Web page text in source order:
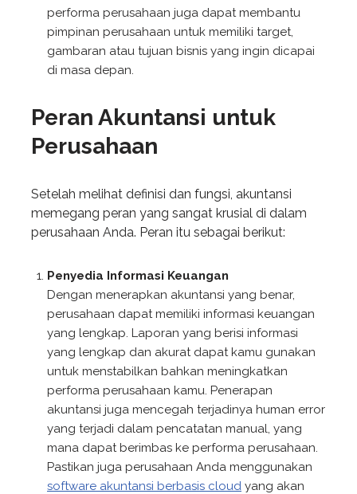
performa perusahaan juga dapat membantu
pimpinan perusahaan untuk memiliki target,
gambaran atau tujuan bisnis yang ingin dicapai
di masa depan.
Peran Akuntansi untuk
Perusahaan
Setelah melihat definisi dan fungsi, akuntansi
memegang peran yang sangat krusial di dalam
perusahaan Anda. Peran itu sebagai berikut:
Penyedia Informasi Keuangan
Dengan menerapkan akuntansi yang benar,
perusahaan dapat memiliki informasi keuangan
yang lengkap. Laporan yang berisi informasi
yang lengkap dan akurat dapat kamu gunakan
untuk menstabilkan bahkan meningkatkan
performa perusahaan kamu. Penerapan
akuntansi juga mencegah terjadinya human error
yang terjadi dalam pencatatan manual, yang
mana dapat berimbas ke performa perusahaan.
Pastikan juga perusahaan Anda menggunakan
software akuntansi berbasis cloud yang akan